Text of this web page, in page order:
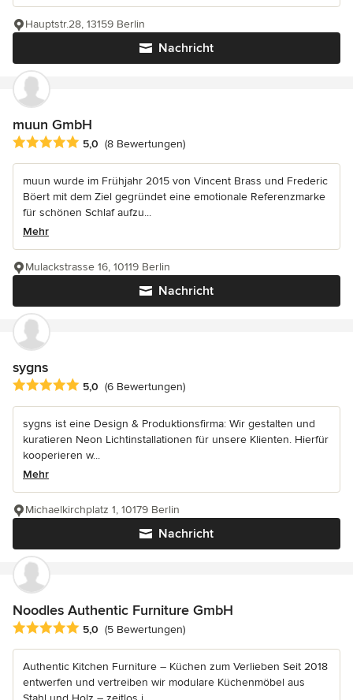
Nachricht
Hauptstr.28, 13159 Berlin
muun GmbH
Durchschnittliche Bewertung: 5 von 5 Sternen
5,0 (8 Bewertungen)
muun wurde im Frühjahr 2015 von Vincent Brass und Frederic
Böert mit dem Ziel gegründet eine emotionale Referenzmarke
für schönen Schlaf aufzu...
Mehr
Nachricht
Mulackstrasse 16, 10119 Berlin
sygns
Durchschnittliche Bewertung: 5 von 5 Sternen
5,0 (6 Bewertungen)
sygns ist eine Design & Produktionsfirma: Wir gestalten und
kuratieren Neon Lichtinstallationen für unsere Klienten. Hierfür
kooperieren w...
Mehr
Nachricht
Michaelkirchplatz 1, 10179 Berlin
Noodles Authentic Furniture GmbH
Durchschnittliche Bewertung: 5 von 5 Sternen
5,0 (5 Bewertungen)
Authentic Kitchen Furniture – Küchen zum Verlieben Seit 2018
entwerfen und vertreiben wir modulare Küchenmöbel aus